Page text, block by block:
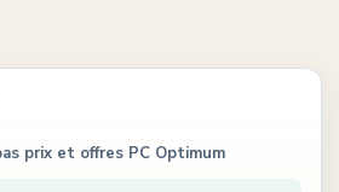
prix et offres PC Optimum